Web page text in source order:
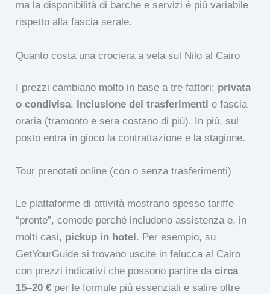
ma la disponibilità di barche e servizi è più variabile
rispetto alla fascia serale.
Quanto costa una crociera a vela sul Nilo al Cairo
I prezzi cambiano molto in base a tre fattori: privata
o condivisa, inclusione dei trasferimenti e fascia
oraria (tramonto e sera costano di più). In più, sul
posto entra in gioco la contrattazione e la stagione.
Tour prenotati online (con o senza trasferimenti)
Le piattaforme di attività mostrano spesso tariffe
“pronte”, comode perché includono assistenza e, in
molti casi, pickup in hotel. Per esempio, su
GetYourGuide si trovano uscite in felucca al Cairo
con prezzi indicativi che possono partire dacirca
15–20 € per le formule più essenziali e salire oltre